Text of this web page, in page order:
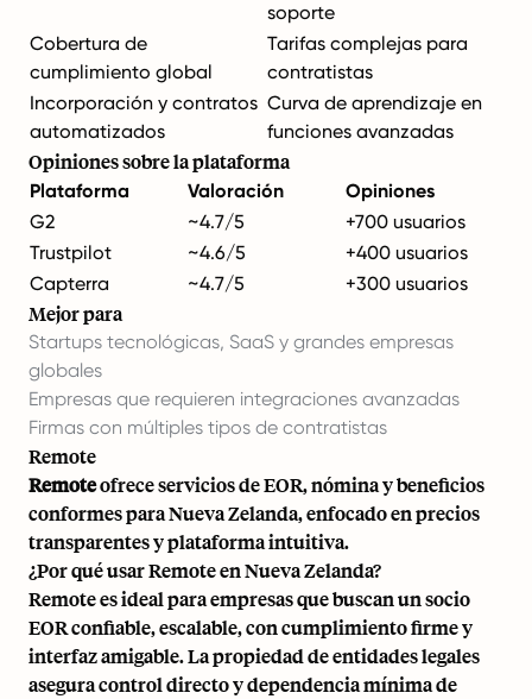
soporte
Cobertura de
cumplimiento global
Tarifas complejas para
contratistas
Incorporación y contratos
automatizados
Curva de aprendizaje en
funciones avanzadas
Opiniones sobre la plataforma
Plataforma Valoración
Opiniones
G2
~4.7/5
+700 usuarios
Trustpilot
~4.6/5
+400 usuarios
Capterra
~4.7/5 +300 usuarios
Mejor para
Startups tecnológicas, SaaS y grandes empresas
globales
Empresas que requieren integraciones avanzadas
Firmas con múltiples tipos de contratistas
Remote
Remoteofrece servicios de EOR, nómina y beneficios
conformes para Nueva Zelanda, enfocado en precios
transparentes y plataforma intuitiva.
¿Por qué usar Remote en Nueva Zelanda?
Remote es ideal para empresas que buscan un socio
EOR confiable, escalable, con cumplimiento firme y
interfaz amigable. La propiedad de entidades legales
asegura control directo y dependencia mínima de